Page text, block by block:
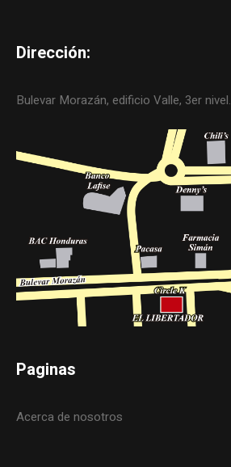
Dirección:
Bulevar Morazán, edificio Valle, 3er nivel.
Paginas
Acerca de nosotros